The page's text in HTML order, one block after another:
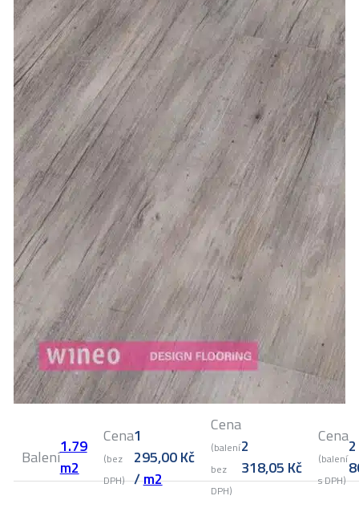
Balení1.79
m2
Cena
(bez
DPH)
1
295,00Kč
/m2
Cena
(balení
bez
DPH)
2
318,05 Kč
Cena
(balení
s DPH)
2